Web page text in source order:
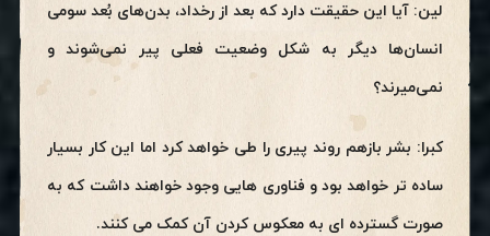
لین: آیا این حقیقت دارد که بعد از رخداد، بدن‌های بُعد سومی
انسان‌ها دیگر به شکل وضعیت فعلی پیر نمی‌شوند و
نمی‌میرند؟
کبرا: بشر بازهم روند پیری را طی خواهد کرد اما این کار بسیار
ساده تر خواهد بود و فناوری هایی وجود خواهند داشت که به
صورت گسترده ای به معکوس کردن آن کمک می کنند.